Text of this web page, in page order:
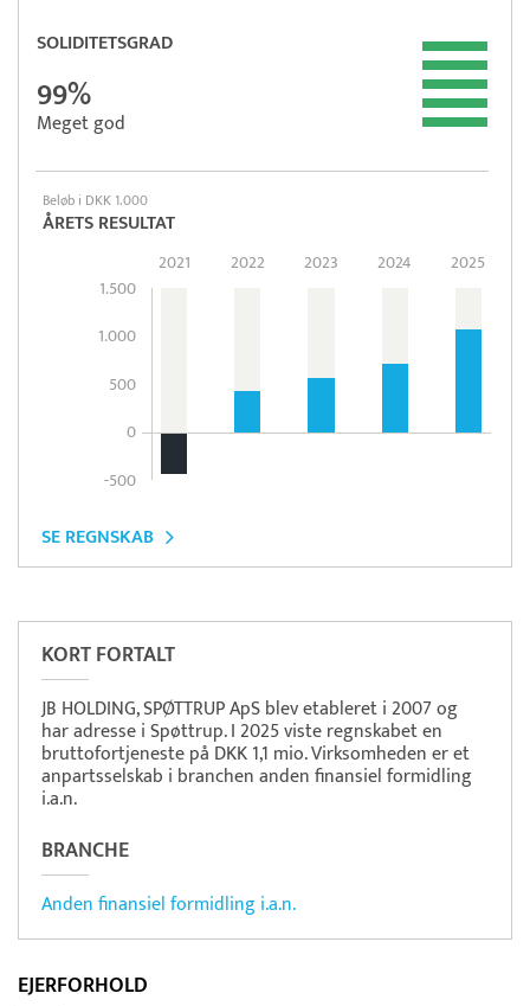
SOLIDITETSGRAD
99%
Meget god
Beløb i DKK 1.000
ÅRETS RESULTAT
1.500
1.000
500
0
-500
2021 2022 2023 2024 2025
SE REGNSKAB
KORT FORTALT
JB HOLDING, SPØTTRUP ApS blev etableret i 2007 og
har adresse i Spøttrup. I 2025 viste regnskabet en
bruttofortjeneste på DKK 1,1 mio. Virksomheden er et
anpartsselskab i branchen anden finansiel formidling
i.a.n.
BRANCHE
Anden finansiel formidling i.a.n.
EJERFORHOLD